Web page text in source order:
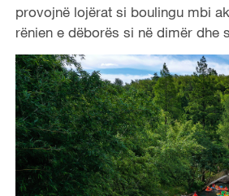
provojnë lojërat si boulingu mbi
rënien e dëborës si në dimër dhe